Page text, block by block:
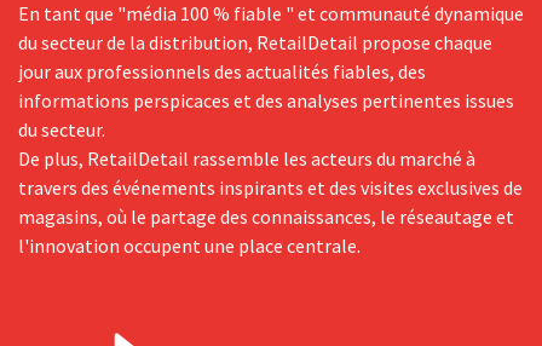
En tant que "média 100 % fiable " et communauté dynamique
du secteur de la distribution, RetailDetail propose chaque
jour aux professionnels des actualités fiables, des
informations perspicaces et des analyses pertinentes issues
du secteur.
De plus, RetailDetail rassemble les acteurs du marché à
travers des événements inspirants et des visites exclusives de
magasins, où le partage des connaissances, le réseautage et
l'innovation occupent une place centrale.